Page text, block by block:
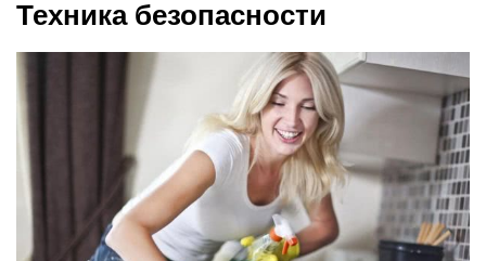
Техника безопасности